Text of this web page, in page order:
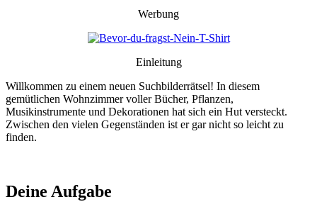
Werbung
Einleitung
Willkommen zu einem neuen Suchbilderrätsel! In diesem
gemütlichen Wohnzimmer voller Bücher, Pflanzen,
Musikinstrumente und Dekorationen hat sich ein Hut versteckt.
Zwischen den vielen Gegenständen ist er gar nicht so leicht zu
finden.
Deine Aufgabe